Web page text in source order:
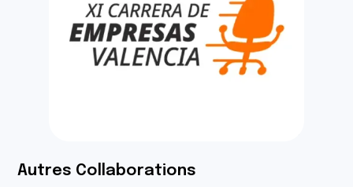
Autres Collaborations